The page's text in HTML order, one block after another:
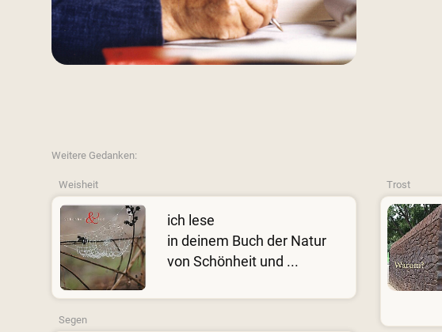
Weitere Gedanken:
Weisheit
ich lese
in deinem Buch der Natur
von Schönheit und ...
Segen
Trost